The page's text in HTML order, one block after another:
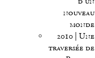
nouveau
monde
2010 | Une
traversée de